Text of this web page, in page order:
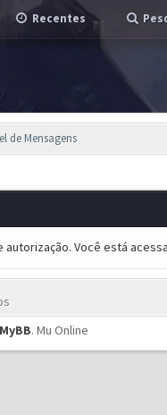
Recentes
de Mensagens
Você está
MyBB. Mu Online